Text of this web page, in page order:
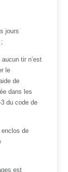
jours
tir n’est
le
de
dans les
du code de
enclos de
est